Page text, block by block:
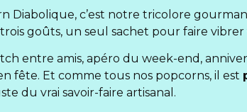
Diabolique, c’est notre tricolore
goûts, un seul sachet pour faire vibrer
entre amis, apéro du week-end,
fête. Et comme tous nos popcorns, il est
du vrai savoir-faire artisanal.